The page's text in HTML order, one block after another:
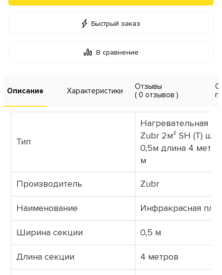
Быстрый заказ
В сравнение
Описание Характеристики
Отзывы
( 0 отзывов )
Тип
Нагревательная
Zubr 2м² SH (T)
0,5м длина 4 метра
м
Производитель Zubr
Наименование Инфракрасная
Ширина секции 0,5 м
Длина секции 4 метров